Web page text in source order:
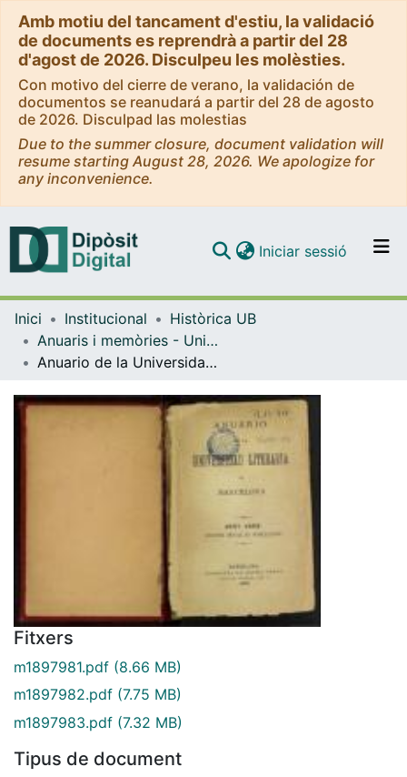
Amb motiu del tancament d'estiu, la validació
de documents es reprendrà a partir del 28
d'agost de 2026. Disculpeu les molèsties.
Con motivo del cierre de verano, la validación de
documentos se reanudará a partir del 28 de agosto
de 2026. Disculpad las molestias
Due to the summer closure, document validation will
resume starting August 28, 2026. We apologize for
any inconvenience.
Navega per tot el DD
Com publicar
Contacte
Iniciar sessió (current)
Inici Institucional
Històrica UB
Anuaris i memòries - Universitat de Barcelona
Anuario de la Universidad Literaria de Barcelona 1897-1898
Fitxers
m1897981.pdf (8.66 MB)
m1897982.pdf (7.75 MB)
m1897983.pdf (7.32 MB)
Tipus de document